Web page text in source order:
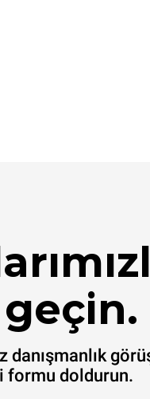
danışmanlık
formu doldurun.